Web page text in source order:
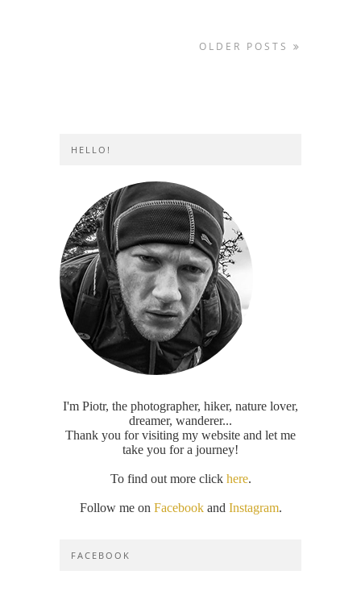
OLDER POSTS
HELLO!
I'm Piotr, the photographer, hiker, nature lover,
dreamer, wanderer...
Thank you for visiting my website and let me
take you for a journey!
To find out more click here.
Follow me on Facebookand Instagram.
FACEBOOK